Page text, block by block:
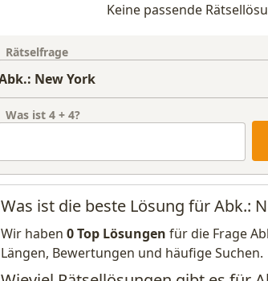
Keine passende
Rätselfrage
Was ist 4 + 4?
Was ist die beste Lösung für Abk.:
Wir haben 0 Top Lösungen für die Frage
Längen, Bewertungen und häufige Suchen.